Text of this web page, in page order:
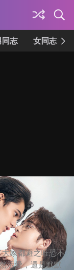
同志 女同志
家都避之唯恐不
示愛，還是默默